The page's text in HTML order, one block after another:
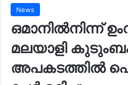
News
ഒമാനിൽനിന്ന്
മലയാളി
അപകടത്തിൽ